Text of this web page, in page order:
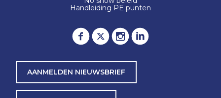
Handleiding PE punten
AANMELDEN NIEUWSBRIEF